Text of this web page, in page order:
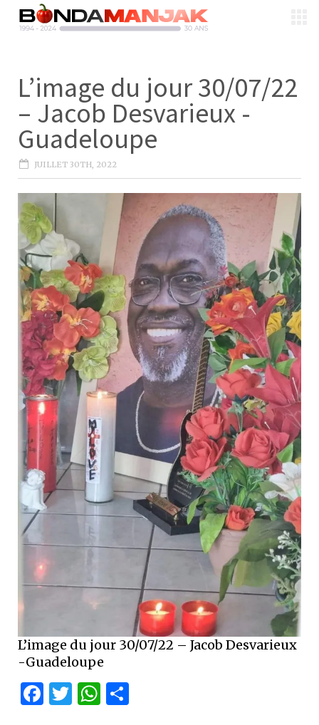
L’image du jour 30/07/22
– Jacob Desvarieux -
Guadeloupe
JUILLET 30TH, 2022
L’image du jour 30/07/22 – Jacob Desvarieux
-Guadeloupe
Facebook
Twitter
WhatsApp